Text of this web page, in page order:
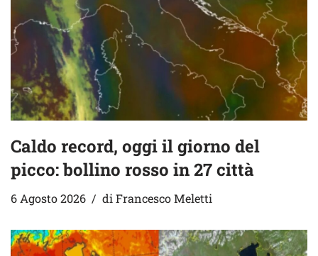
Caldo record, oggi il giorno del
picco: bollino rosso in 27 città
6 Agosto 2026 di Francesco Meletti